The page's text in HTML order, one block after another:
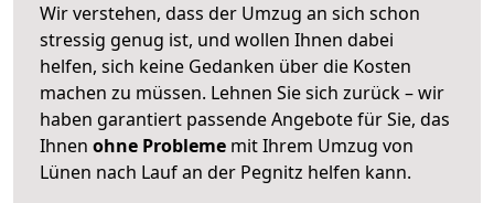
Wir verstehen, dass der Umzug an sich schon
stressig genug ist, und wollen Ihnen dabei
helfen, sich keine Gedanken über die Kosten
machen zu müssen. Lehnen Sie sich zurück – wir
haben garantiert passende Angebote für Sie, das
Ihnen ohne Probleme mit Ihrem Umzug von
Lünen nach Lauf an der Pegnitz helfen kann.